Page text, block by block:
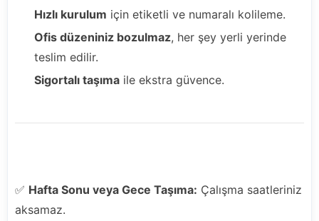
Hızlı kurulum için etiketli ve numaralı kolileme.
Ofis düzeniniz bozulmaz, her şey yerli yerinde
teslim edilir.
Sigortalı taşıma ile ekstra güvence.
✅ Hafta Sonu veya Gece Taşıma: Çalışma saatleriniz
aksamaz.